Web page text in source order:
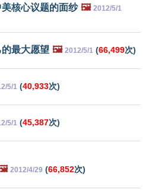
核心议题的面纱 🖼️ 2012/5/1
最大愿望 🖼️ 2012/5/1 (66,499次)
5/1 (40,933次)
5/1 (45,387次)
2012/4/29 (66,852次)